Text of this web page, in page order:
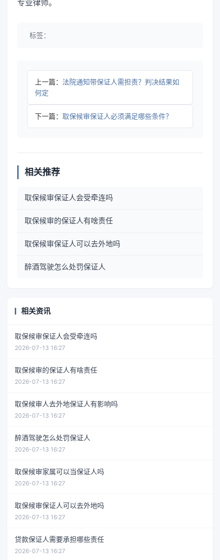
专业律师。
标签：
上一篇： 法院通知带保证人需担责？判决结果如
何定
下一篇： 取保候审保证人必须满足哪些条件？
相关推荐
取保候审保证人会受牵连吗
取保候审的保证人有啥责任
取保候审保证人可以去外地吗
醉酒驾驶怎么处罚保证人
相关资讯
取保候审保证人会受牵连吗
2026-07-13 16:27
取保候审的保证人有啥责任
2026-07-13 16:27
取保候审人去外地保证人有影响吗
2026-07-13 16:27
醉酒驾驶怎么处罚保证人
2026-07-13 16:27
取保候审家属可以当保证人吗
2026-07-13 16:27
取保候审保证人可以去外地吗
2026-07-13 16:27
贷款保证人需要承担哪些责任
2026-07-13 16:27